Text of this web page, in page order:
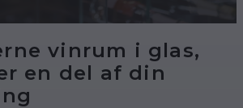
vinrum i glas,
en del af din